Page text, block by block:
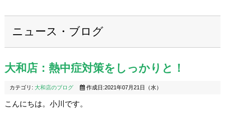
ニュース・ブログ
大和店：熱中症対策をしっかりと！
カテゴリ: 大和店のブログ 作成日:2021年07月21日（水）
こんにちは。小川です。